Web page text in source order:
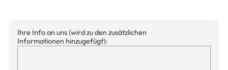
Ihre Info an uns (wird zu den zusätzlichen
Informationen hinzugefügt):